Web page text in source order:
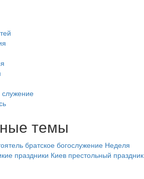
темы
братское богослужение Неделя
праздники Киев престольный праздник